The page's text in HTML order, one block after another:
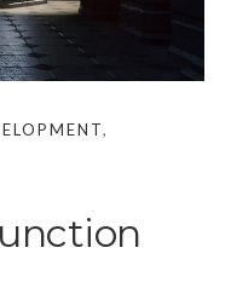
,